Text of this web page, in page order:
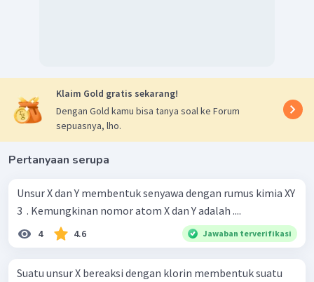
Klaim Gold gratis sekarang!
Dengan Gold kamu bisa tanya soal ke Forum
sepuasnya, lho.
Pertanyaan serupa
Unsur X dan Y membentuk senyawa dengan rumus kimia XY
3 ​ . Kemungkinan nomor atom X dan Y adalah ....
4 4.6 Jawaban terverifikasi
Suatu unsur X bereaksi dengan klorin membentuk suatu